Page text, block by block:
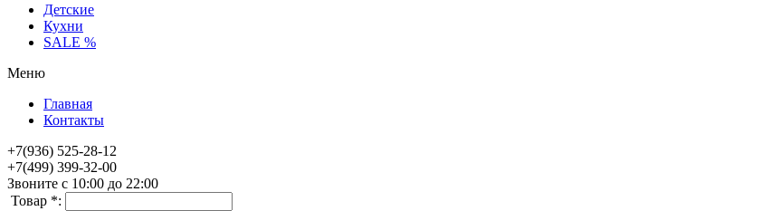
Детские
Кухни
SALE %
Меню
Главная
Контакты
+7(936) 525-28-12
+7(499) 399-32-00
Звоните с 10:00 до 22:00
Товар *: